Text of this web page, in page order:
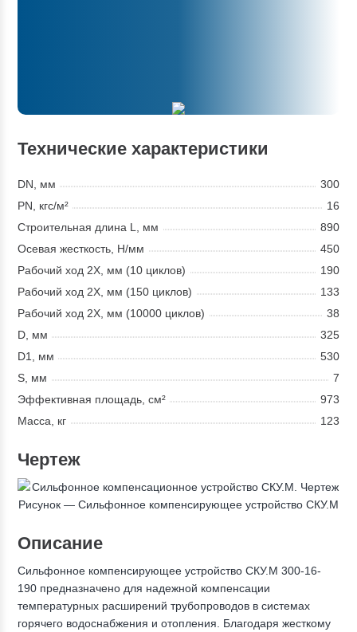
Технические характеристики
DN, мм
300
PN, кгс/м²
16
Строительная длина L, мм
890
Осевая жесткость, Н/мм
450
Рабочий ход 2X, мм (10 циклов)
190
Рабочий ход 2X, мм (150 циклов)
133
Рабочий ход 2X, мм (10000 циклов)
38
D, мм
325
D1, мм
530
S, мм
7
Эффективная площадь, см²
973
Масса, кг
123
Чертеж
Рисунок — Сильфонное компенсирующее устройство СКУ.М
Описание
Сильфонное компенсирующее устройство СКУ.М 300-16-
190 предназначено для надежной компенсации
температурных расширений трубопроводов в системах
горячего водоснабжения и отопления. Благодаря жесткому